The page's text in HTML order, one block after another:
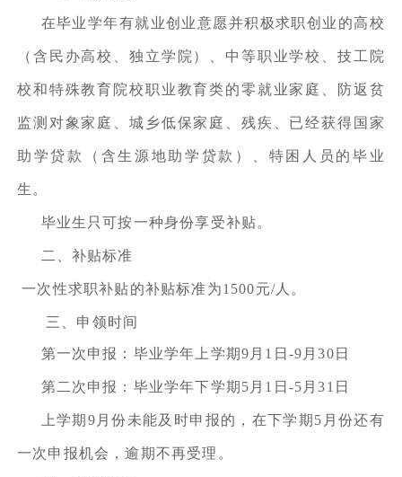
在毕业学年有就业创业意愿并积极求职创业的高校
（含民办高校、独立学院）、中等职业学校、技工院
校和特殊教育院校职业教育类的零就业家庭、防返贫
监测对象家庭、城乡低保家庭、残疾、已经获得国家
助学贷款（含生源地助学贷款）、特困人员的毕业
生。
毕业生只可按一种身份享受补贴。
二、补贴标准
一次性求职补贴的补贴标准为1500元/人。
三、申领时间
第一次申报：毕业学年上学期9月1日-9月30日
第二次申报：毕业学年下学期5月1日-5月31日
上学期9月份未能及时申报的，在下学期5月份还有
一次申报机会，逾期不再受理。